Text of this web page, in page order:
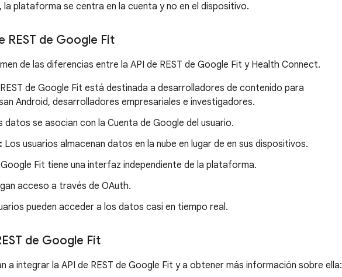
la plataforma se centra en la cuenta y no en el dispositivo.
REST de Google Fit
de las diferencias entre la API de REST de Google Fit y Health Connect.
de Google Fit está destinada a desarrolladores de contenido para
Android, desarrolladores empresariales e investigadores.
datos se asocian con la Cuenta de Google del usuario.
Los usuarios almacenan datos en la nube en lugar de en sus dispositivos.
Google Fit tiene una interfaz independiente de la plataforma.
acceso a través de OAuth.
pueden acceder a los datos casi en tiempo real.
de Google Fit
a integrar la API de REST de Google Fit y a obtener más información sobre ella: